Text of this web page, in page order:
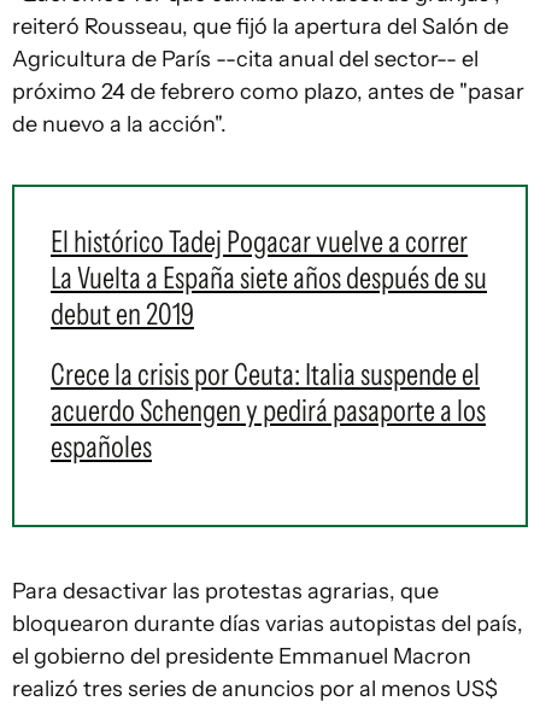
reiteró Rousseau, que fijó la apertura del Salón de
Agricultura de París --cita anual del sector-- el
próximo 24 de febrero como plazo, antes de "pasar
de nuevo a la acción".
El histórico Tadej Pogacar vuelve a correr
La Vuelta a España siete años después de su
debut en 2019
Crece la crisis por Ceuta: Italia suspende el
acuerdo Schengen y pedirá pasaporte a los
españoles
Para desactivar las protestas agrarias, que
bloquearon durante días varias autopistas del país,
el gobierno del presidente Emmanuel Macron
realizó tres series de anuncios por al menos US$